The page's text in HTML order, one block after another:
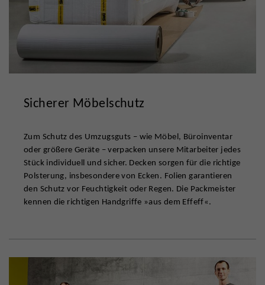
Sicherer Möbelschutz
Zum Schutz des Umzugsguts – wie Möbel, Büroinventar
oder größere Geräte – verpacken unsere Mitarbeiter jedes
Stück individuell und sicher. Decken sorgen für die richtige
Polsterung, insbesondere von Ecken. Folien garantieren
den Schutz vor Feuchtigkeit oder Regen. Die Packmeister
kennen die richtigen Handgriffe »aus dem Effeff«.